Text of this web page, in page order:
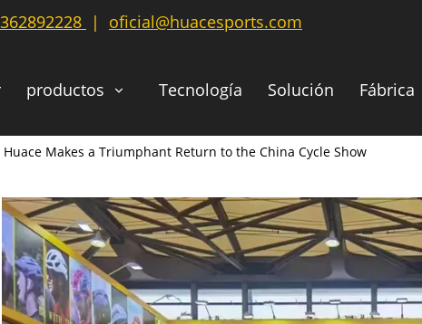
| oficial@huacesports.com
productos Tecnología Solución Fábrica
Huace Makes a Triumphant Return to the China Cycle Show